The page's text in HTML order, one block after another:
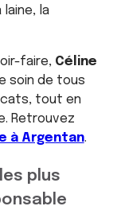
la
faire, Céline
soin de tous
tout en
Retrouvez
à Argentan.
plus